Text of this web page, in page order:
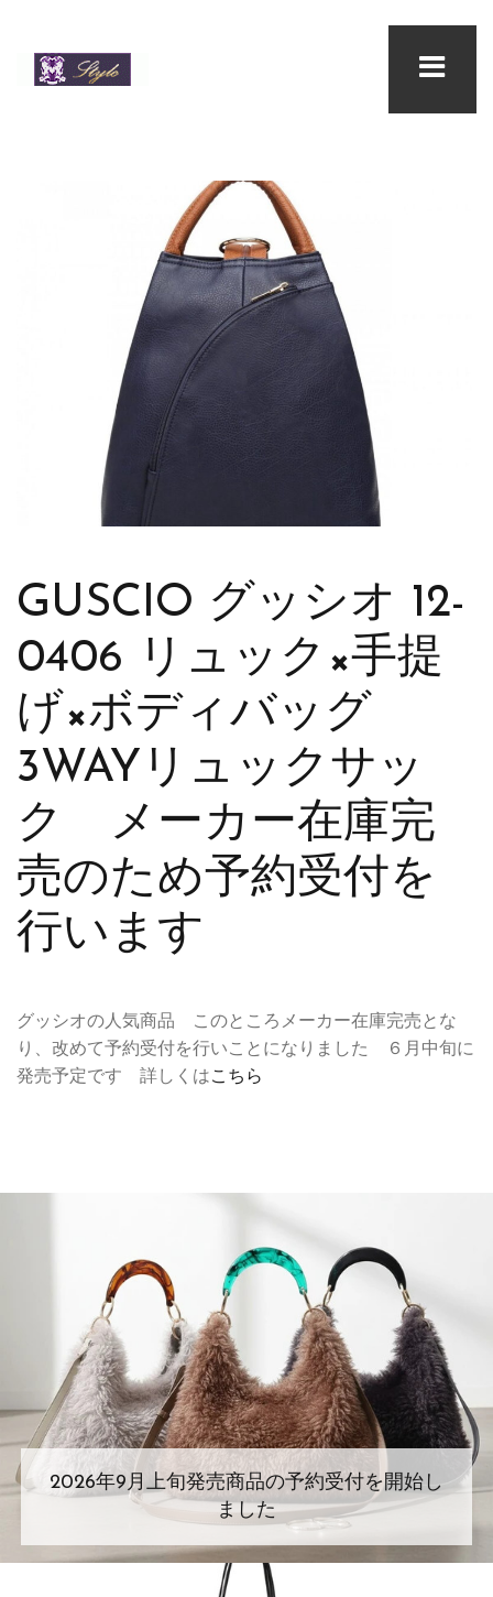
GUSCIO グッシオ 12-
0406 リュック×手提
げ×ボディバッグ
3WAYリュックサッ
ク メーカー在庫完
売のため予約受付を
行います
グッシオの人気商品 このところメーカー在庫完売とな
り、改めて予約受付を行いことになりました ６月中旬に
発売予定です 詳しくはこちら
2026年9月上旬発売商品の予約受付を開始し
ました